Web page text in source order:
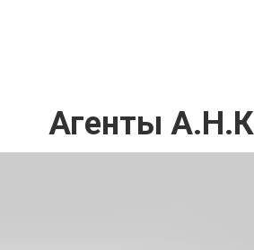
Агенты